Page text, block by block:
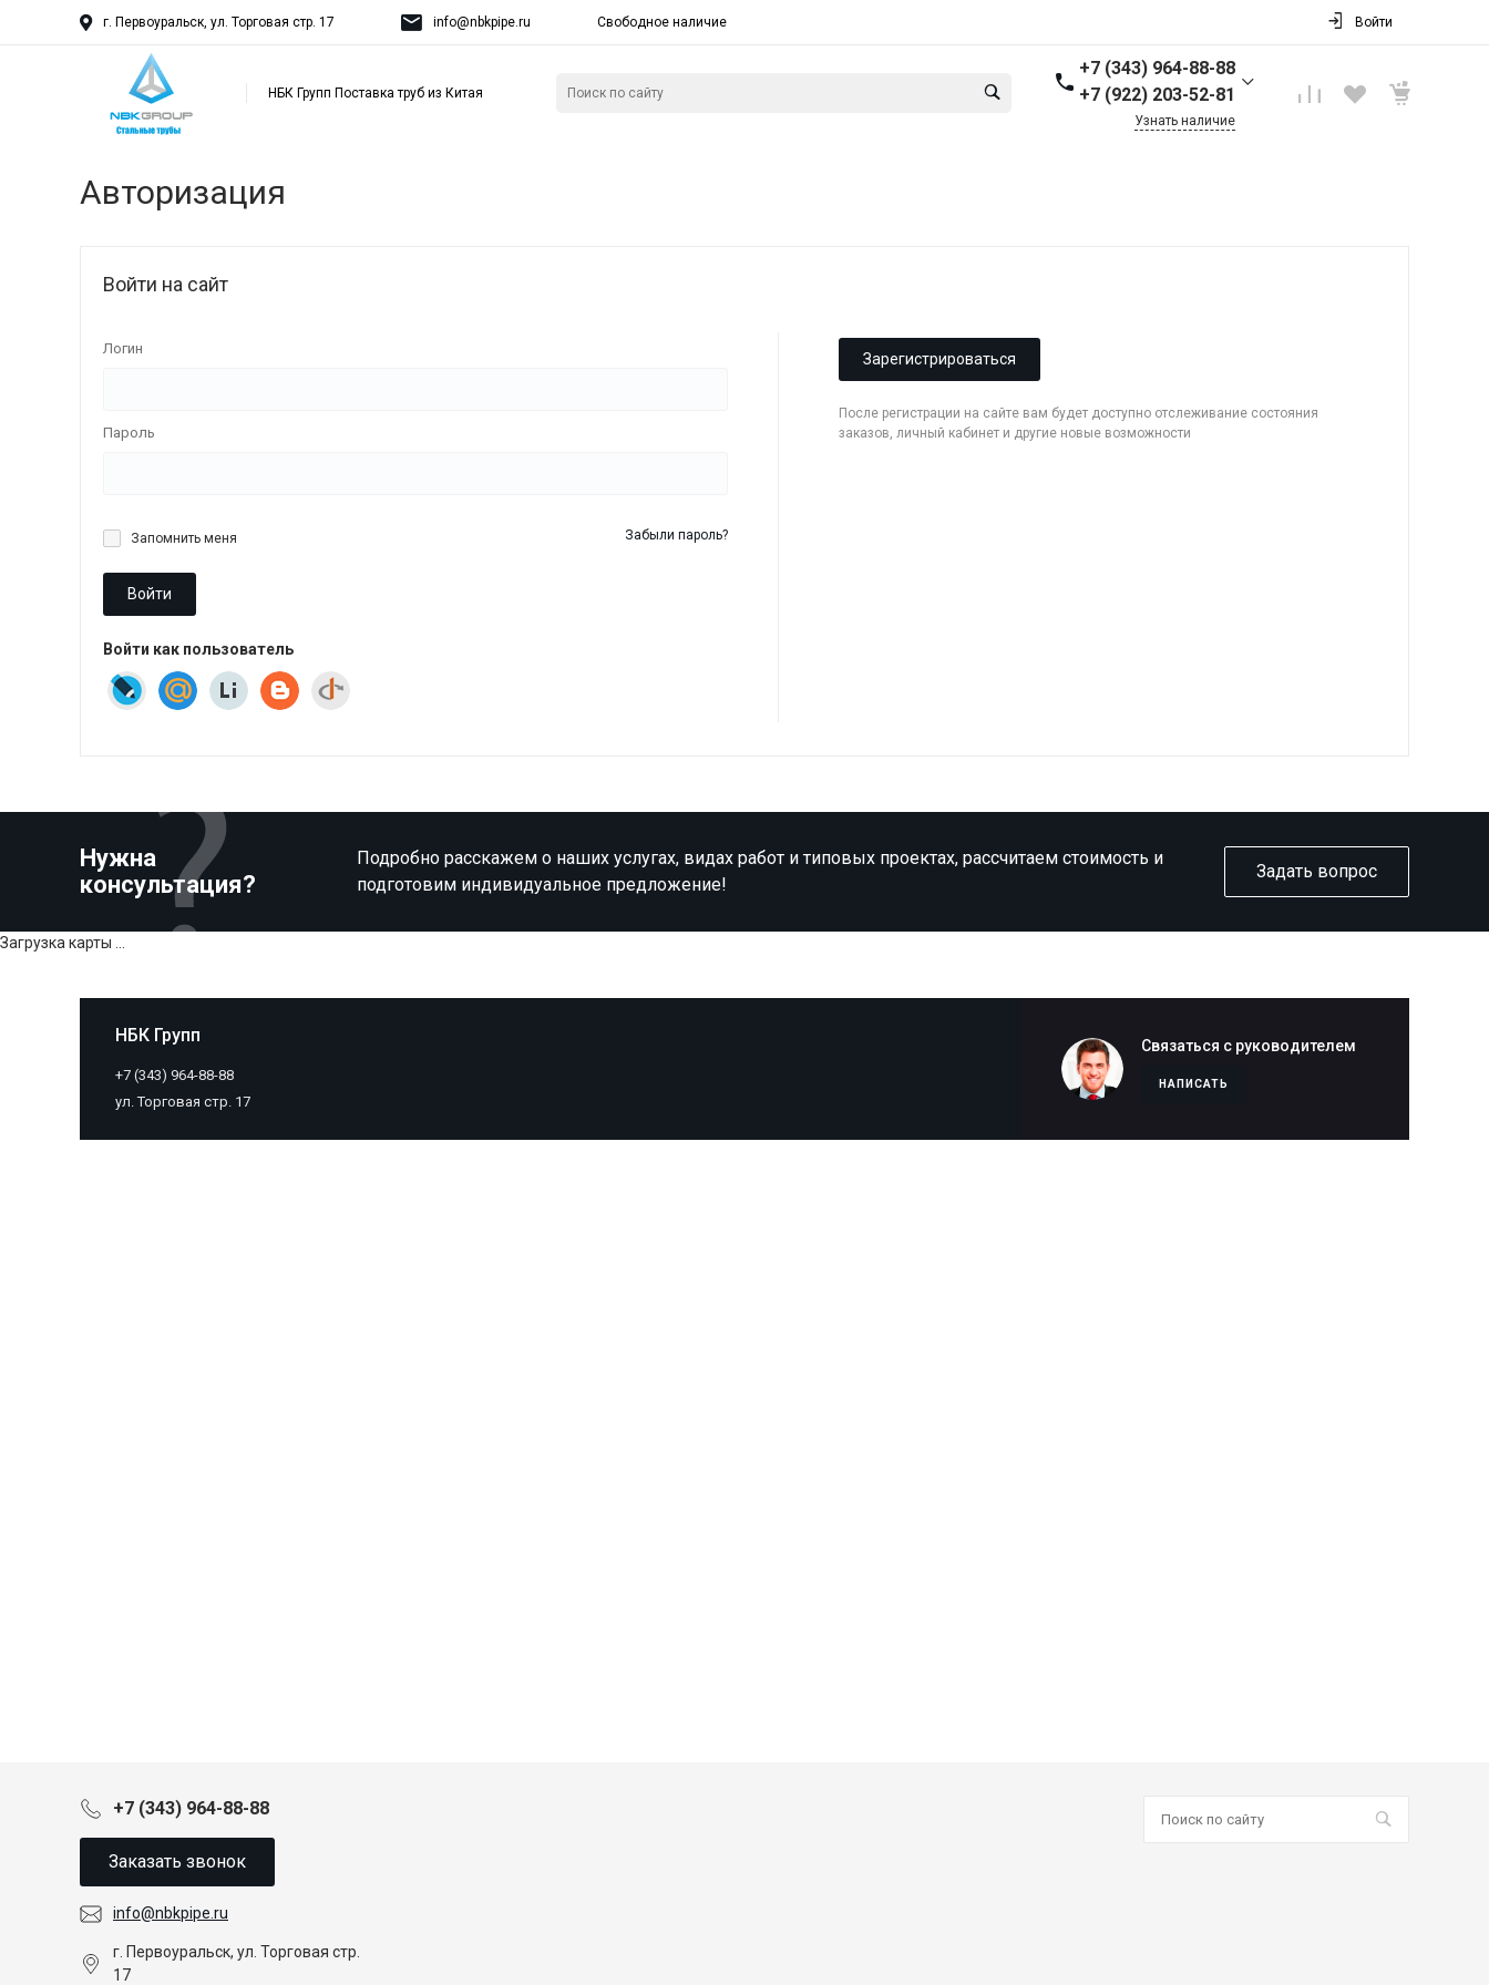
г. Первоуральск, ул. Торговая стр. 17 info@nbkpipe.ru Свободное наличие Войти
НБК Групп Поставка труб из Китая
+7 (343) 964-88-88
+7 (922) 203-52-81
Узнать наличие
Авторизация
Войти на сайт
Логин
Пароль
Запомнить меня Забыли пароль?
Войти
Войти как пользователь
Зарегистрироваться
После регистрации на сайте вам будет доступно отслеживание состояния
заказов, личный кабинет и другие новые возможности
Нужна
консультация?
Подробно расскажем о наших услугах, видах работ и типовых проектах, рассчитаем стоимость и
подготовим индивидуальное предложение!
Задать вопрос
Связаться с руководителем
НАПИСАТЬ
НБК Групп
+7 (343) 964-88-88
ул. Торговая стр. 17
Загрузка карты ...
+7 (343) 964-88-88
Заказать звонок
info@nbkpipe.ru
г. Первоуральск, ул. Торговая стр.
17